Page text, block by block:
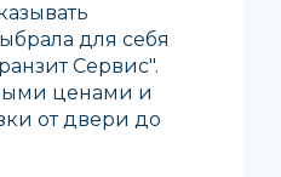
для себя
Сервис".
ценами и
от двери до